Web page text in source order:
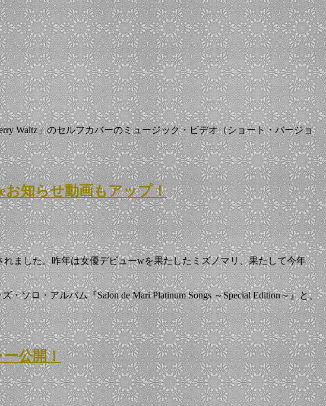
Waltz」のセルフカバーのミュージック・ビデオ（ショート・バージョ
お知らせ動画もアップ！
ました。昨年は女優デビューwを果たしたミズノマリ、果たして今年
ソロ・アルバム『Salon de Mari Platinum Songs ～Special Edition～』と、
ー公開！